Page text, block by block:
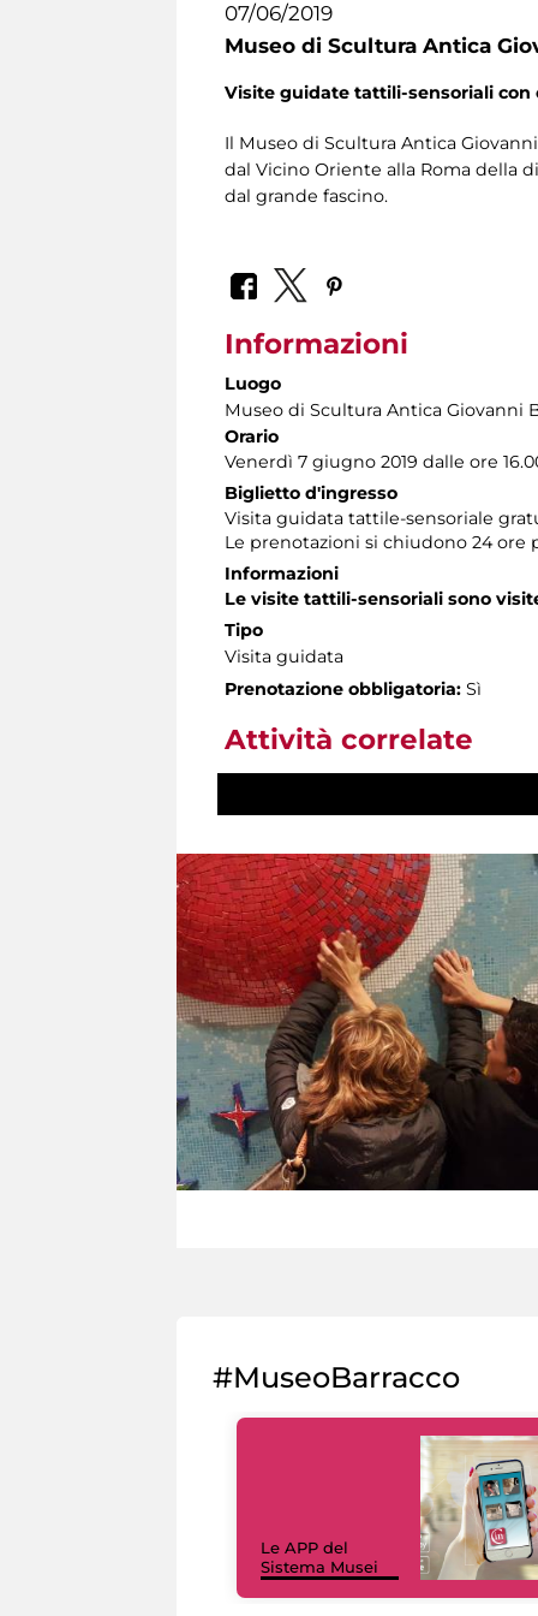
07/06/2019
Museo di Scultura Antica
Visite guidate tattili-sensoriali con
Il Museo di Scultura Antica
dal Vicino Oriente alla Roma della
dal grande fascino.
Informazioni
Luogo
Museo di Scultura Antica Giovanni
Orario
Venerdì 7 giugno 2019 dalle ore
Biglietto d'ingresso
Visita guidata tattile-sensoriale
Le prenotazioni si chiudono 24 ore
Informazioni
Le visite tattili-sensoriali sono
Tipo
Visita guidata
Prenotazione obbligatoria: Sì
Attività correlate
#MuseoBarracco
Le APP del
Sistema Musei